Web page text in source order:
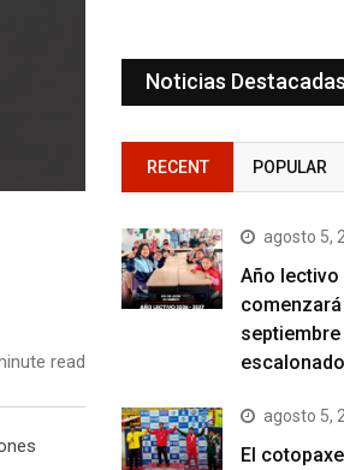
read
Noticias Destacadas
RECENT POPULAR
agosto 5,
Año lectivo
agosto 5,
El